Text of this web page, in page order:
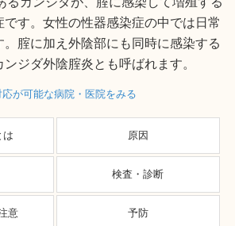
です。女性の性器感染症の中では日常
腟に加え外陰部にも同時に感染する
ジダ外陰腟炎とも呼ばれます。
が可能な病院・医院をみる
は 原因
検査・診断
意 予防